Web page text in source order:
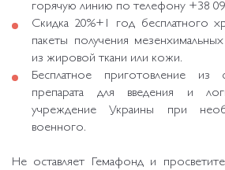
горячую линию по телефону +38
Скидка 20%+1 год бесплатного
пакеты получения
из жировой ткани или кожи.
Бесплатное приготовление из
препарата для введения и
учреждение Украины при
военного.
Не оставляет Гемафонд и